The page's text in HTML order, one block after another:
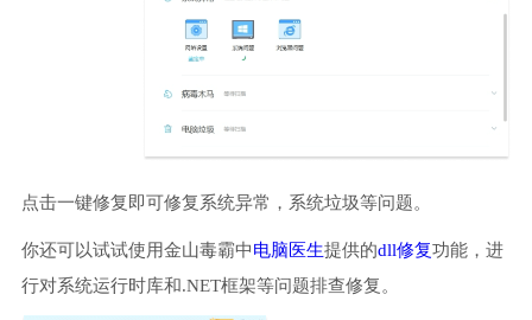
点击一键修复即可修复系统异常，系统垃圾等问题。
你还可以试试使用金山毒霸中电脑医生提供的dll修复功能，进
行对系统运行时库和.NET框架等问题排查修复。